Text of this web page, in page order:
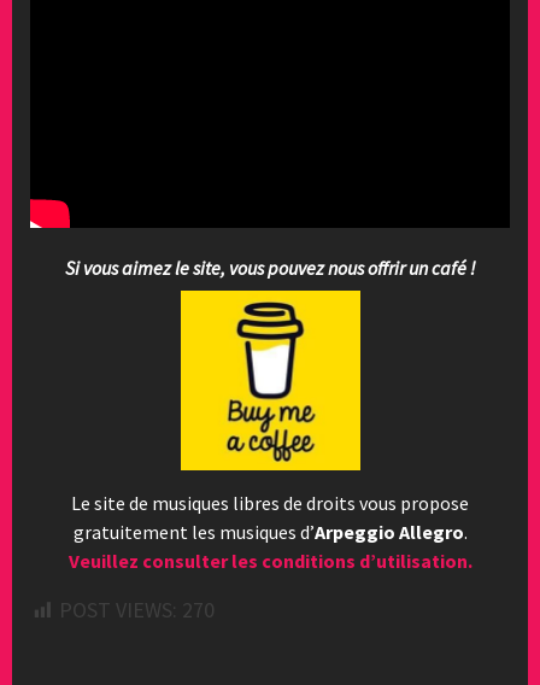
Si vous aimez le site, vous pouvez nous offrir un café !
Le site de musiques libres de droits vous propose
gratuitement les musiques d’Arpeggio Allegro.
Veuillez consulter les conditions d’utilisation.
POST VIEWS: 270